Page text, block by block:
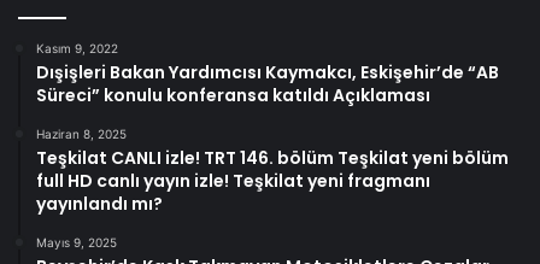
Kasım 9, 2022
Dışişleri Bakan Yardımcısı Kaymakcı, Eskişehir’de “AB
Süreci” konulu konferansa katıldı Açıklaması
Haziran 8, 2025
Teşkilat CANLI izle! TRT 146. bölüm Teşkilat yeni bölüm
full HD canlı yayın izle! Teşkilat yeni fragmanı
yayınlandı mı?
Mayıs 9, 2025